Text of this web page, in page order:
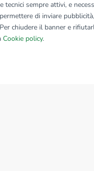
tecnici sempre attivi, e
di inviare
chiudere il banner e
Cookie policy.